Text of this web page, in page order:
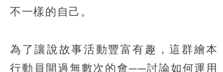
不一樣的自己。
為了讓說故事活動豐富有趣，這群繪本
行動員開過無數次的會──討論如何運用